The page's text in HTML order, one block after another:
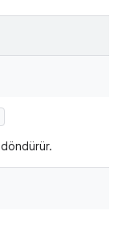
döndürür.